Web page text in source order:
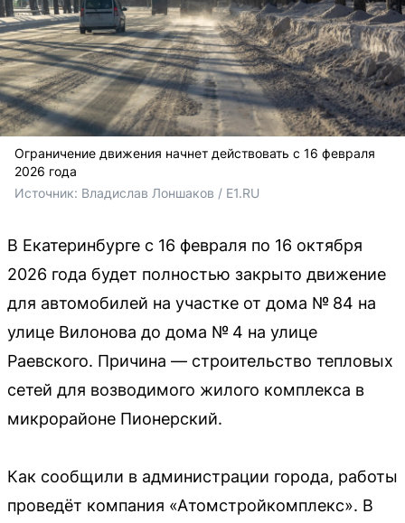
Ограничение движения начнет действовать с 16 февраля
2026 года
Источник: Владислав Лоншаков / E1.RU
В Екатеринбурге с 16 февраля по 16 октября
2026 года будет полностью закрыто движение
для автомобилей на участке от дома № 84 на
улице Вилонова до дома № 4 на улице
Раевского. Причина — строительство тепловых
сетей для возводимого жилого комплекса в
микрорайоне Пионерский.
Как сообщили в администрации города, работы
проведёт компания «Атомстройкомплекс». В